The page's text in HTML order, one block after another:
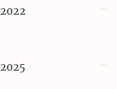
2022 —
2025 —